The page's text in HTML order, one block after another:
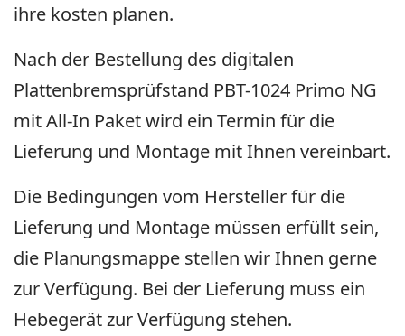
ihre kosten planen.
Nach der Bestellung des digitalen
Plattenbremsprüfstand PBT-1024 Primo NG
mit All-In Paket wird ein Termin für die
Lieferung und Montage mit Ihnen vereinbart.
Die Bedingungen vom Hersteller für die
Lieferung und Montage müssen erfüllt sein,
die Planungsmappe stellen wir Ihnen gerne
zur Verfügung. Bei der Lieferung muss ein
Hebegerät zur Verfügung stehen.